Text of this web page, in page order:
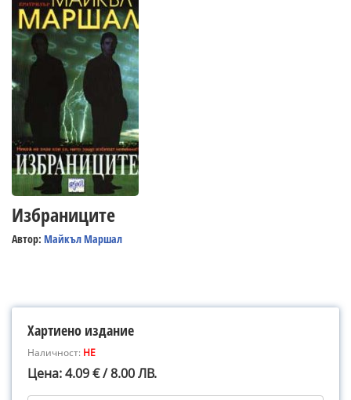
Избраниците
Автор: Майкъл Маршал
Хартиено издание
Наличност: НЕ
Цена: 4.09 € / 8.00 ЛВ.